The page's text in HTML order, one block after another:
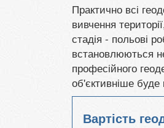
Практично всі
вивчення
стадія - польові
встановлюються
професійного
об'єктивніше буде
Вартість